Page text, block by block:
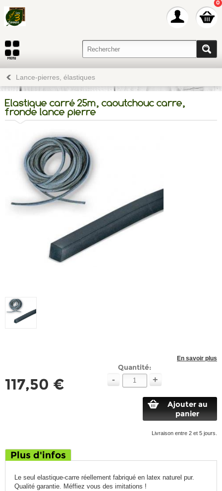
0
Lance-pierres, élastiques
Elastique carré 25m, caoutchouc carre,
fronde lance pierre
En savoir plus
117,50 €
Quantité:
- +
Ajouter au
panier
Livraison entre 2 et 5 jours.
Plus d'infos
Le seul elastique-carre réellement fabriqué en latex naturel pur.
Qualité garantie. Méffiez vous des imitations !